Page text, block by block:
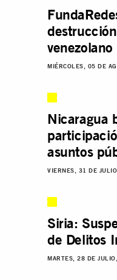
venezolano
MIÉRCOLES, 05 DE
Nicaragua
asuntos
VIERNES, 31 DE
Siria:
de Delitos
MARTES, 28 DE